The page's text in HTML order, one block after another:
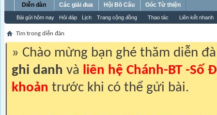
Diễn đàn
Bài gửi hôm nay Hỏi đáp Lịch Trang cộng đồng Thao tác Liên kết nhanh
Các giải đua Hội Bồ Câu Góc Từ thiện
Tìm trong diễn đàn
» Chào mừng bạn ghé thăm diễn
ghi danh và liên hệ Chánh-BT -Số
khoản trước khi có thể gửi bài.